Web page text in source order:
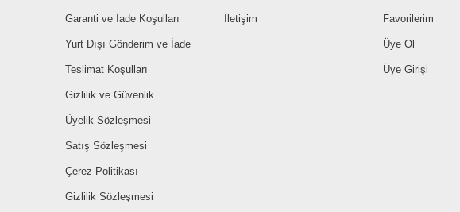
Garanti ve İade Koşulları
Yurt Dışı Gönderim ve İade
Teslimat Koşulları
Gizlilik ve Güvenlik
Üyelik Sözleşmesi
Satış Sözleşmesi
Çerez Politikası
Gizlilik Sözleşmesi
İletişim Favorilerim
Üye Ol
Üye Girişi